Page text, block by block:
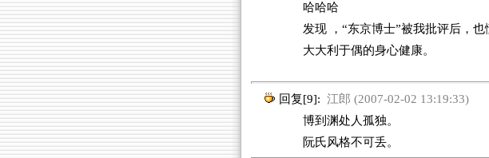
哈哈哈
发现 ，“东京博士”被我批评后，也
大大利于偶的身心健康。
回复[9]: 江郎 (2007-02-02 13:19:33)
博到渊处人孤独。
阮氏风格不可丢。